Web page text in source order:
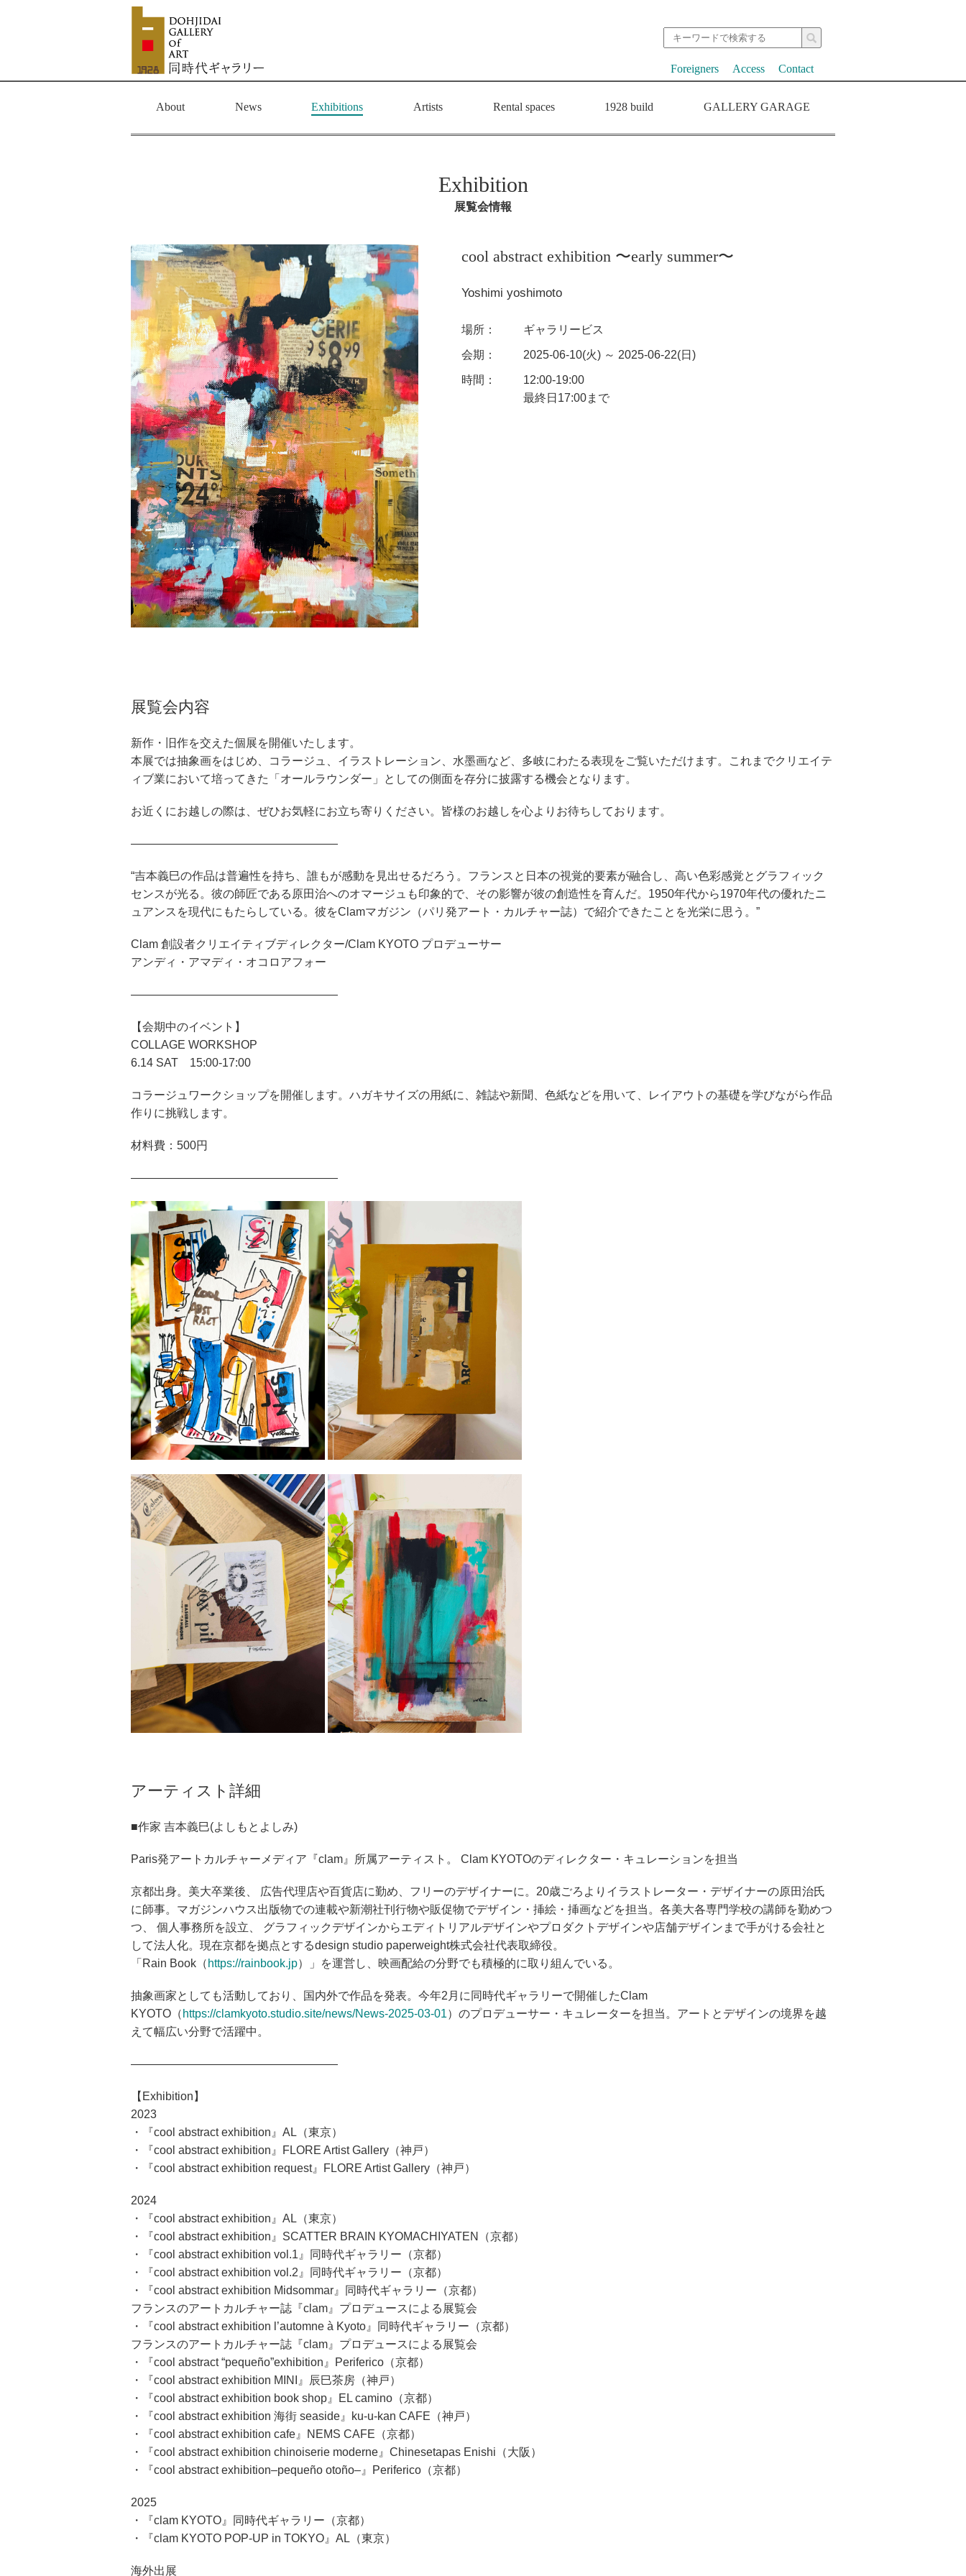
Foreigners Access Contact
About News Exhibitions Artists Rental spaces 1928 build GALLERY GARAGE
Exhibition
展覧会情報
cool abstract exhibition 〜early summer〜
Yoshimi yoshimoto
場所： ギャラリービス
会期： 2025-06-10(火) ～ 2025-06-22(日)
時間：
12:00-19:00
最終日17:00まで
展覧会内容
新作・旧作を交えた個展を開催いたします。
本展では抽象画をはじめ、コラージュ、イラストレーション、水墨画など、多岐にわたる表現をご覧いただけます。これまでクリエイテ
ィブ業において培ってきた「オールラウンダー」としての側面を存分に披露する機会となります。
お近くにお越しの際は、ぜひお気軽にお立ち寄りください。皆様のお越しを心よりお待ちしております。
——————————————————
“吉本義巳の作品は普遍性を持ち、誰もが感動を見出せるだろう。フランスと日本の視覚的要素が融合し、高い色彩感覚とグラフィック
センスが光る。彼の師匠である原田治へのオマージュも印象的で、その影響が彼の創造性を育んだ。1950年代から1970年代の優れたニ
ュアンスを現代にもたらしている。彼をClamマガジン（パリ発アート・カルチャー誌）で紹介できたことを光栄に思う。”
Clam 創設者クリエイティブディレクター/Clam KYOTO プロデューサー
アンディ・アマディ・オコロアフォー
——————————————————
【会期中のイベント】
COLLAGE WORKSHOP
6.14 SAT 15:00-17:00
コラージュワークショップを開催します。ハガキサイズの用紙に、雑誌や新聞、色紙などを用いて、レイアウトの基礎を学びながら作品
作りに挑戦します。
材料費：500円
——————————————————
アーティスト詳細
■作家 吉本義巳(よしもとよしみ)
Paris発アートカルチャーメディア『clam』所属アーティスト。 Clam KYOTOのディレクター・キュレーションを担当
京都出身。美大卒業後、 広告代理店や百貨店に勤め、フリーのデザイナーに。20歳ごろよりイラストレーター・デザイナーの原田治氏
に師事。マガジンハウス出版物での連載や新潮社刊行物や販促物でデザイン・挿絵・挿画などを担当。各美大各専門学校の講師を勤めつ
つ、 個人事務所を設立、 グラフィックデザインからエディトリアルデザインやプロダクトデザインや店舗デザインまで手がける会社と
して法人化。現在京都を拠点とするdesign studio paperweight株式会社代表取締役。
「Rain Book（ https://rainbook.jp⁩）」を運営し、映画配給の分野でも積極的に取り組んでいる。
抽象画家としても活動しており、国内外で作品を発表。今年2月に同時代ギャラリーで開催したClam
KYOTO（ https://clamkyoto.studio.site/news/News-2025-03-01⁩）のプロデューサー・キュレーターを担当。アートとデザインの境界を越
えて幅広い分野で活躍中。
——————————————————
【Exhibition】
2023
・『cool abstract exhibition』AL（東京）
・『cool abstract exhibition』FLORE Artist Gallery（神戸）
・『cool abstract exhibition request』FLORE Artist Gallery（神戸）
2024
・『cool abstract exhibition』AL（東京）
・『cool abstract exhibition』SCATTER BRAIN KYOMACHIYATEN（京都）
・『cool abstract exhibition vol.1』同時代ギャラリー（京都）
・『cool abstract exhibition vol.2』同時代ギャラリー（京都）
・『cool abstract exhibition Midsommar』同時代ギャラリー（京都）
フランスのアートカルチャー誌『clam』プロデュースによる展覧会
・『cool abstract exhibition l’automne à Kyoto』同時代ギャラリー（京都）
フランスのアートカルチャー誌『clam』プロデュースによる展覧会
・『cool abstract “pequeño”exhibition』Periferico（京都）
・『cool abstract exhibition MINI』辰巳茶房（神戸）
・『cool abstract exhibition book shop』EL camino（京都）
・『cool abstract exhibition 海街 seaside』ku-u-kan CAFE（神戸）
・『cool abstract exhibition cafe』NEMS CAFE（京都）
・『cool abstract exhibition chinoiserie moderne』Chinesetapas Enishi（大阪）
・『cool abstract exhibition–pequeño otoño–』Periferico（京都）
2025
・『clam KYOTO』同時代ギャラリー（京都）
・『clam KYOTO POP-UP in TOKYO』AL（東京）
海外出展